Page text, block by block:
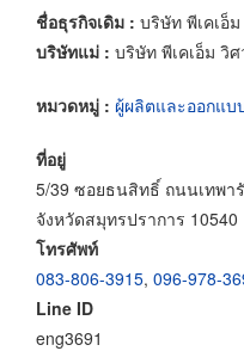
ชื่อธุรกิจเดิม : บริษัท พีเคเอ็
บริษัทแม่ : บริษัท พีเคเอ็ม วิ
หมวดหมู่ : ผู้ผลิตและออกแบ
ที่อยู่
5/39 ซอยธนสิทธิ์ ถนนเทพา
จังหวัดสมุทรปราการ 10540
โทรศัพท์
083-806-3915, 096-978-
Line ID
eng3691